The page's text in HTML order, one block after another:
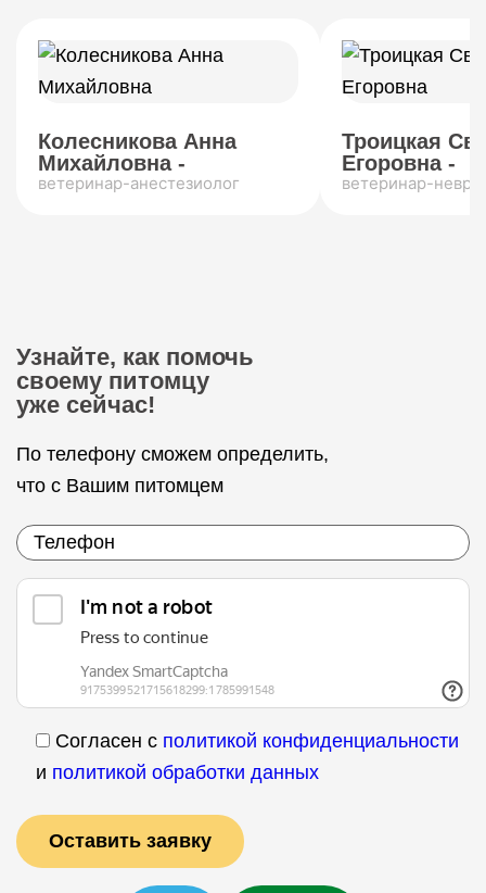
Колесникова Анна
Михайловна -
ветеринар-анестезиолог
Троицкая
Егоровна -
ветеринар-
Узнайте, как помочь
своему питомцу
уже сейчас!
По телефону сможем определить,
что с Вашим питомцем
Согласен с политикой конфиденциальности
и политикой обработки данных